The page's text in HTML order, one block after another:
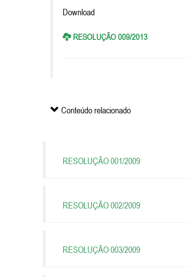
Download
RESOLUÇÃO 009/2013
Conteúdo relacionado
RESOLUÇÃO 001/2009
RESOLUÇÃO 002/2009
RESOLUÇÃO 003/2009